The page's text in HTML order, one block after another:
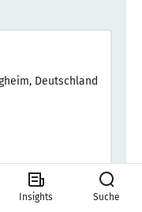
Deutschland
Insights Suche